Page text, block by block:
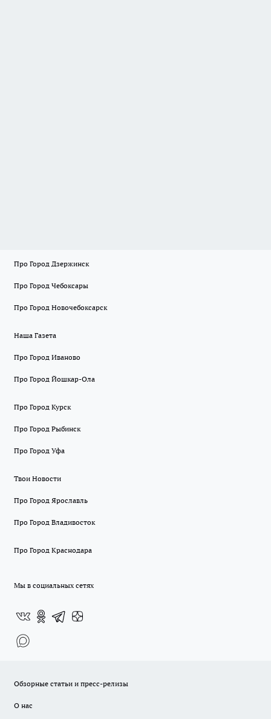
Про Город Дзержинск
Про Город Чебоксары
Про Город Новочебоксарск
Наша Газета
Про Город Иваново
Про Город Йошкар-Ола
Про Город Курск
Про Город Рыбинск
Про Город Уфа
Твои Новости
Про Город Ярославль
Про Город Владивосток
Про Город Краснодара
Мы в социальных сетях
Обзорные статьи и пресс-релизы
О нас